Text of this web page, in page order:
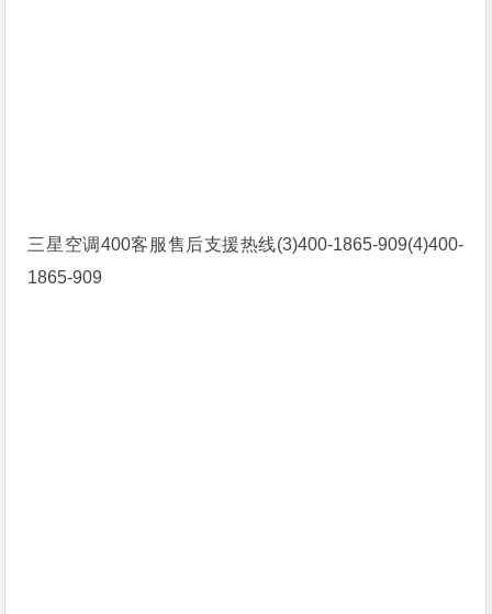
三星空调400客服售后支援热线(3)400-1865-909(4)400-
1865-909